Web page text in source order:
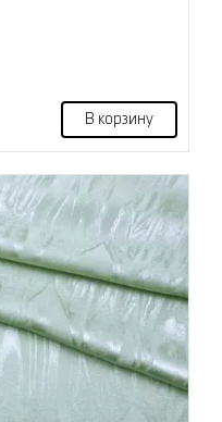
В корзину